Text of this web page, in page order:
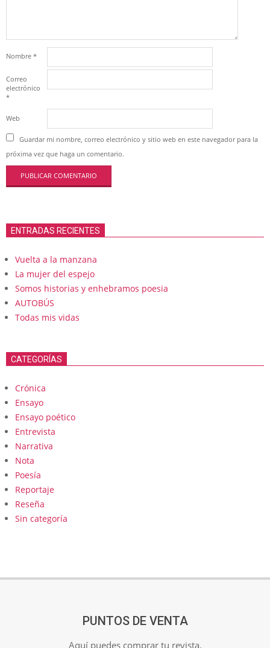
Nombre *
Correo
electrónico
*
Web
Guardar mi nombre, correo electrónico y sitio web en este navegador para la
próxima vez que haga un comentario.
ENTRADAS RECIENTES
Vuelta a la manzana
La mujer del espejo
Somos historias y enhebramos poesia
AUTOBÚS
Todas mis vidas
CATEGORÍAS
Crónica
Ensayo
Ensayo poético
Entrevista
Narrativa
Nota
Poesía
Reportaje
Reseña
Sin categoría
PUNTOS DE VENTA
Aquí puedes comprar tu revista.